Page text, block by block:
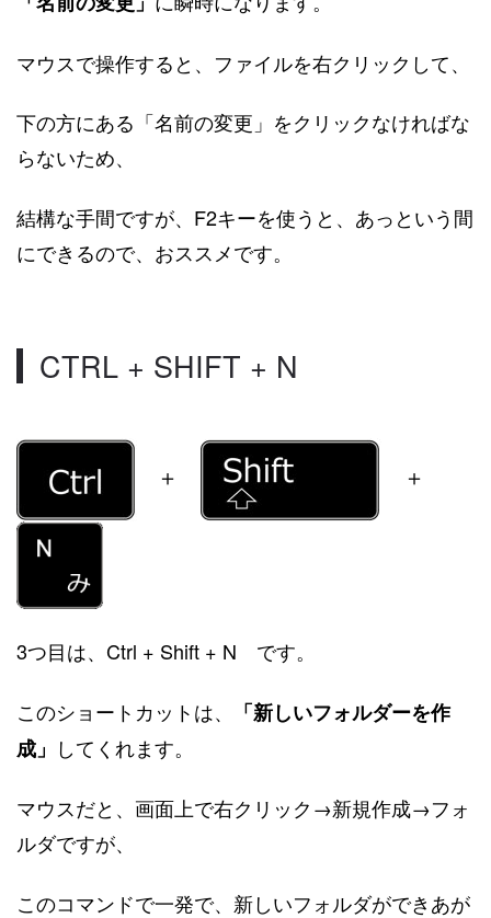
マウスで操作すると、ファイルを右クリックして、
下の方にある「名前の変更」をクリックなければな
らないため、
結構な手間ですが、F2キーを使うと、あっという間
にできるので、おススメです。
CTRL + SHIFT + N
＋ ＋
3つ目は、Ctrl + Shift + N です。
このショートカットは、
「新しいフォルダーを作
成」 してくれます。
マウスだと、画面上で右クリック→新規作成→フォ
ルダですが、
このコマンドで一発で、新しいフォルダができあが